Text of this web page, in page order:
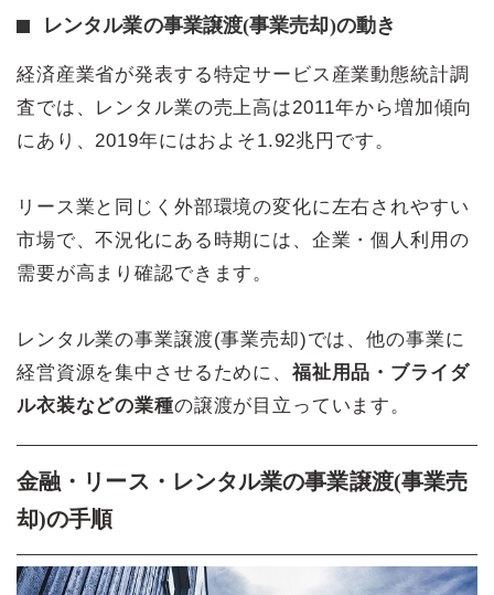
レンタル業の事業譲渡(事業売却)の動き
経済産業省が発表する特定サービス産業動態統計調
査では、レンタル業の売上高は2011年から増加傾向
にあり、2019年にはおよそ1.92兆円です。
リース業と同じく外部環境の変化に左右されやすい
市場で、不況化にある時期には、企業・個人利用の
需要が高まり確認できます。
レンタル業の事業譲渡(事業売却)では、他の事業に
経営資源を集中させるために、 福祉用品・ブライダ
ル衣装などの業種の譲渡が目立っています。
金融・リース・レンタル業の事業譲渡(事業売
却)の手順